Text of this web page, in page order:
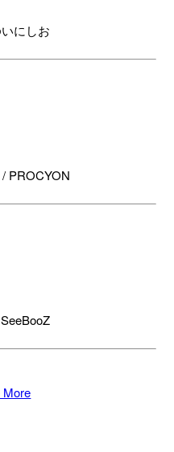
にしお
PROCYON
More